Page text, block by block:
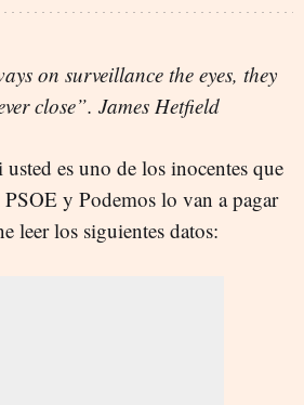
on surveillance the eyes, they
close”. James Hetfield
usted es uno de los inocentes que
y Podemos lo van a pagar
leer los siguientes datos: